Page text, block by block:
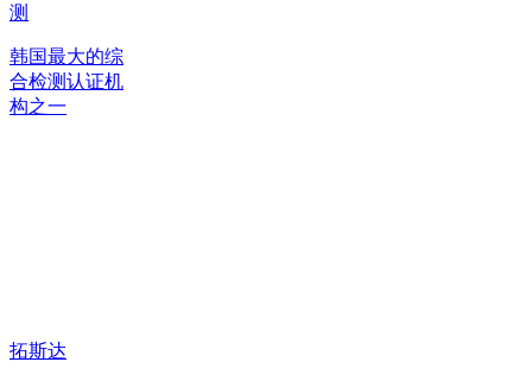
测
韩国最大的综
合检测认证机
构之一
拓斯达